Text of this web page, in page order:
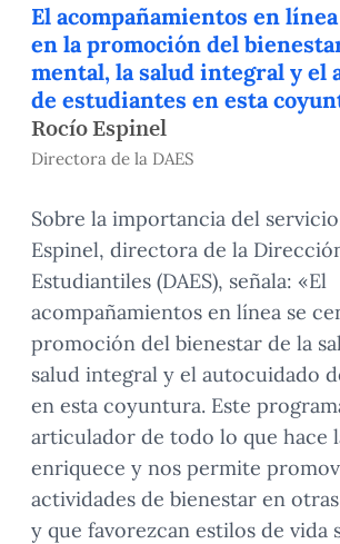
El acompañamientos en
en la promoción del
mental, la salud integral y el
de estudiantes en esta
Rocío Espinel
Directora de la DAES
Sobre la importancia del
Espinel, directora de la
Estudiantiles (DAES), señala: «El
acompañamientos en línea se
promoción del bienestar de la
salud integral y el autocuidado
en esta coyuntura. Este
articulador de todo lo que hace
enriquece y nos permite
actividades de bienestar en
y que favorezcan estilos de vida